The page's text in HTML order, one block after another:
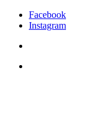
Facebook
Instagram